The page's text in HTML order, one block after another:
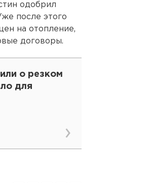
одобрил
после этого
на отопление,
договоры.
о резком
для